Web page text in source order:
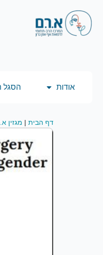
אודות הסגל
דף הבית מגזין